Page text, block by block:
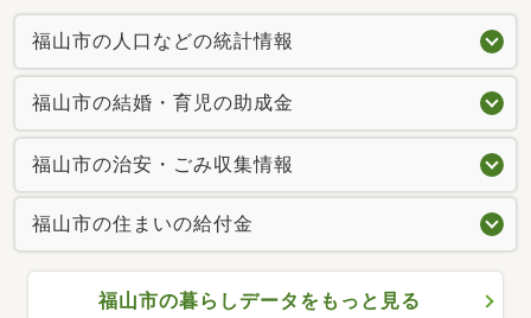
福山市の人口などの統計情報
福山市の結婚・育児の助成金
福山市の治安・ごみ収集情報
福山市の住まいの給付金
福山市の暮らしデータをもっと見る